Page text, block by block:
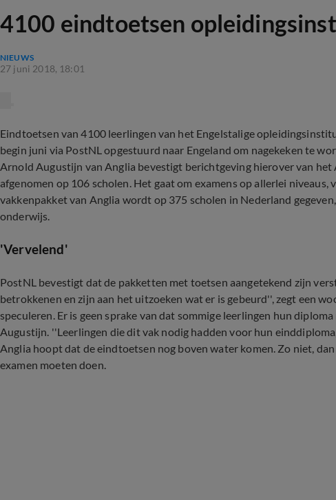
4100 eindtoetsen
NIEUWS
27 juni 2018, 18:01
Eindtoetsen van 4100 leerlingen van het Engelstalige
begin juni via PostNL opgestuurd naar Engeland om nagekeken te
Arnold Augustijn van Anglia bevestigt berichtgeving hierover van het
afgenomen op 106 scholen. Het gaat om examens op allerlei
vakkenpakket van Anglia wordt op 375 scholen in Nederland
onderwijs.
'Vervelend'
PostNL bevestigt dat de pakketten met toetsen aangetekend zijn
betrokkenen en zijn aan het uitzoeken wat er is gebeurd'', zegt een
speculeren. Er is geen sprake van dat sommige leerlingen hun
Augustijn. ''Leerlingen die dit vak nodig hadden voor hun
Anglia hoopt dat de eindtoetsen nog boven water komen. Zo niet,
examen moeten doen.